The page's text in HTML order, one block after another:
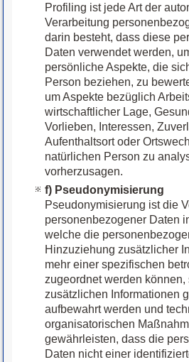
Profiling ist jede Art der
Verarbeitung
darin besteht, dass diese
Daten verwendet werden,
persönliche Aspekte, die
Person beziehen, zu
um Aspekte bezüglich
wirtschaftlicher Lage,
Vorlieben, Interessen,
Aufenthaltsort oder
natürlichen Person zu
vorherzusagen.
f) Pseudonymisierung
Pseudonymisierung ist die
personenbezogener Daten
welche die
Hinzuziehung zusätzlicher
mehr einer spezifischen
zugeordnet werden können,
zusätzlichen Informationen
aufbewahrt werden und
organisatorischen
gewährleisten, dass die
Daten nicht einer